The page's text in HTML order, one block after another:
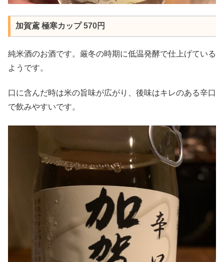
加賀鳶 極寒カップ 570円
純米酒のお酒です。厳冬の時期に低温発酵で仕上げている
ようです。
口に含んだ時は米の旨味が広がり、後味はキレのある辛口
で飲みやすいです。